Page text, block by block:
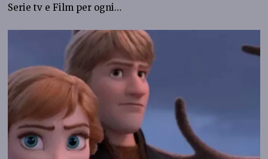
Serie tv e Film per ogni…